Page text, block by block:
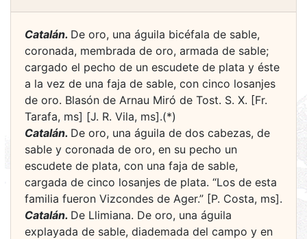
Catalán. De oro, una águila bicéfala de sable,
coronada, membrada de oro, armada de sable;
cargado el pecho de un escudete de plata y éste
a la vez de una faja de sable, con cinco losanjes
de oro. Blasón de Arnau Miró de Tost. S. X. [Fr.
Tarafa, ms] [J. R. Vila, ms].(*)
Catalán. De oro, una águila de dos cabezas, de
sable y coronada de oro, en su pecho un
escudete de plata, con una faja de sable,
cargada de cinco losanjes de plata. “Los de esta
familia fueron Vizcondes de Ager.” [P. Costa, ms].
Catalán. De Llimiana. De oro, una águila
explayada de sable, diademada del campo y en